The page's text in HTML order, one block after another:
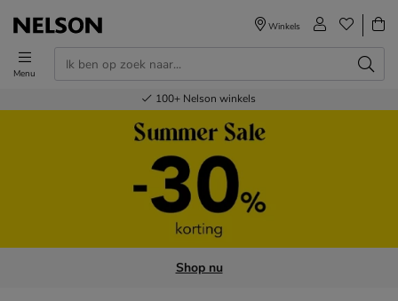
Menu
Winkels
Voor 23.00u besteld,volgende dag in huis
Gratisverzending en retour
Bestel nu,betaal later
100+ Nelson winkels
Shop nu